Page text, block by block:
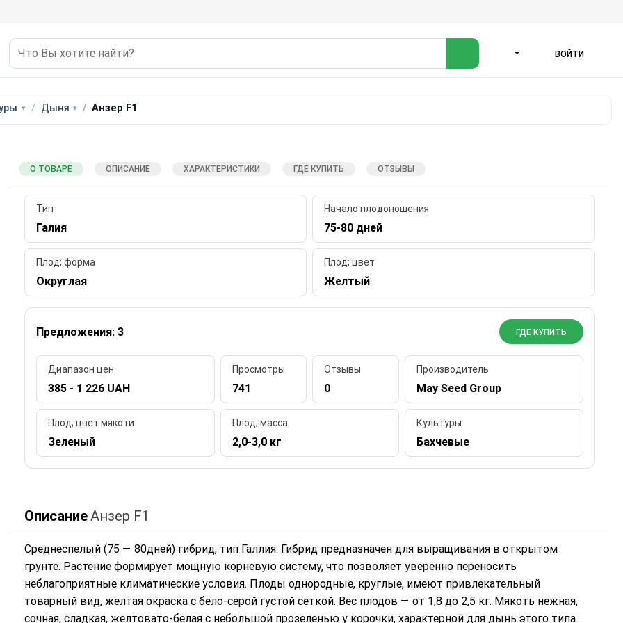
ВОЙТИ
Дыня Анзер F1
О ТОВАРЕ ОПИСАНИЕ ХАРАКТЕРИСТИКИ ГДЕ КУПИТЬ ОТЗЫВЫ
Тип
Галия
Начало плодоношения
75-80 дней
Плод; форма
Округлая
Плод; цвет
Желтый
Предложения: 3 ГДЕ КУПИТЬ
Диапазон цен
385 - 1 226 UAH
Просмотры
741
Отзывы
0
Производитель
May Seed Group
Плод; цвет мякоти
Зеленый
Плод; масса
2,0-3,0 кг
Культуры
Бахчевые
ОписаниеАнзер F1
Среднеспелый (75 — 80дней) гибрид, тип Галлия. Гибрид предназначен для выращивания в открытом
грунте. Растение формирует мощную корневую систему, что позволяет уверенно переносить
неблагоприятные климатические условия. Плоды однородные, круглые, имеют привлекательный
товарный вид, желтая окраска с бело-серой густой сеткой. Вес плодов — от 1,8 до 2,5 кг. Мякоть нежная,
сочная, сладкая, желтовато-белая с небольшой прозеленью у корочки, характерной для дынь этого типа.